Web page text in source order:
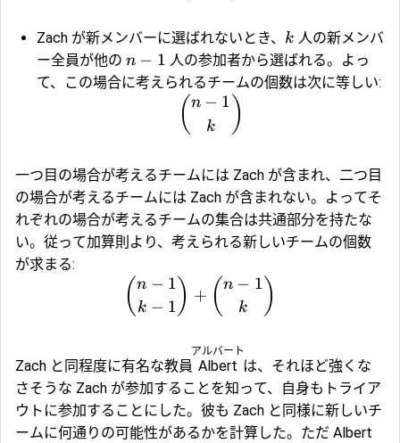
Zach が新メンバーに選ばれないとき、 k 人の新メンバ
ー全員が他の n − 1 人の参加者から選ばれる。よっ
て、この場合に考えられるチームの個数は次に等しい:
( k
n − 1 )
一つ目の場合が考えるチームには Zach が含まれ、二つ目
の場合が考えるチームには Zach が含まれない。よってそ
れぞれの場合が考えるチームの集合は共通部分を持たな
い。従って加算則より、考えられる新しいチームの個数
が求まる:
(k − 1
n − 1 ) + ( k
n − 1 )
Zach と同程度に有名な教員 Albert
アルバート
は、それほど強くな
さそうな Zach が参加することを知って、自身もトライア
ウトに参加することにした。彼も Zach と同様に新しいチ
ームに何通りの可能性があるかを計算した。ただ Albert